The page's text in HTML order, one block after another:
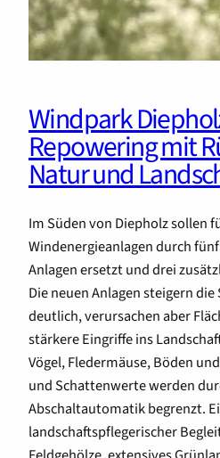
Windpark
Repowering mit
Natur und
Im Süden von Diepholz sollen
Windenergieanlagen durch
Anlagen ersetzt und drei
Die neuen Anlagen steigern
deutlich, verursachen aber
stärkere Eingriffe ins
Vögel, Fledermäuse, Böden
und Schattenwerte werden
Abschaltautomatik begrenzt.
landschaftspflegerischer